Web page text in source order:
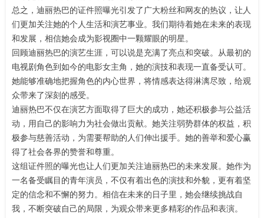
总之，迪丽热巴的证件照曝光引发了广大粉丝和网友的热议，让人
们更加关注她的个人生活和演艺事业。我们期待着她在未来的表现
和发展，相信她会成为影视圈中一颗耀眼的明星。
回顾迪丽热巴的演艺生涯，可以说是充满了亮点和突破。从最初的
电视剧角色到如今的电影女主角，她的演技和表现一直备受认可。
她能够准确地把握角色的内心世界，将情感表达得淋漓尽致，给观
众带来了深刻的感受。
迪丽热巴不仅在演艺方面取得了巨大的成功，她还积极参与公益活
动，用自己的影响力为社会做出贡献。她关注弱势群体的权益，积
极参与慈善活动，为需要帮助的人们伸出援手。她的善举和爱心赢
得了社会各界的赞誉和尊重。
这组证件照的曝光也让人们更加关注迪丽热巴的未来发展。她作为
一名备受瞩目的青年演员，不仅有着出色的演技和外貌，更有着坚
定的信念和不懈的努力。相信在未来的日子里，她会继续挑战自
我，不断突破自己的局限，为观众带来更多精彩的作品和表演。